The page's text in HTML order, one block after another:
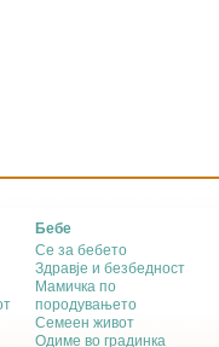
Бебе
Се за бебето
Здравје и безбедност
Мамичка по
породувањето
Семеен живот
Одиме во градинка